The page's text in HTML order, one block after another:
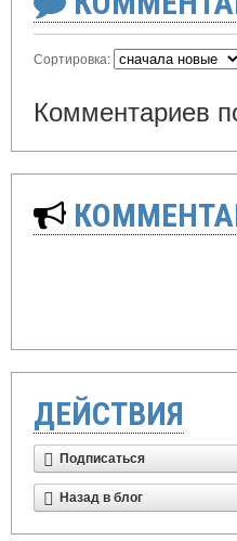
Сортировка:
Комментариев
ДЕЙСТВИЯ
Подписаться
Назад в блог